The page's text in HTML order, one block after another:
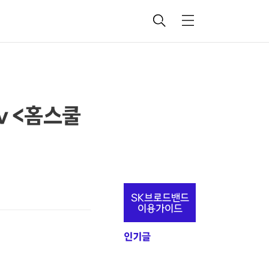
검
메
<홈스쿨
추
정
보
SK브로드밴드
이용가이드
인기글